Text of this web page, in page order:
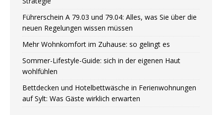
Führerschein A 79.03 und 79.04: Alles, was Sie über die
neuen Regelungen wissen müssen
Mehr Wohnkomfort im Zuhause: so gelingt es
Sommer-Lifestyle-Guide: sich in der eigenen Haut
wohlfühlen
Bettdecken und Hotelbettwäsche in Ferienwohnungen
auf Sylt: Was Gäste wirklich erwarten